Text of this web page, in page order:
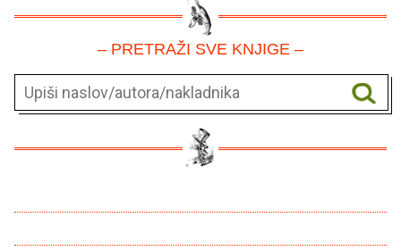
– PRETRAŽI SVE KNJIGE –